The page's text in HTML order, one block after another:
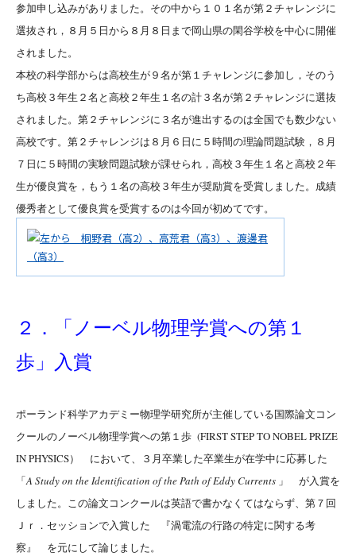
参加申し込みがありました。その中から１０１名が第２チャレンジに
選抜され，８月５日から８月８日まで岡山県の閑谷学校を中心に開催
されました。
本校の科学部からは高校生が９名が第１チャレンジに参加し，そのう
ち高校３年生２名と高校２年生１名の計３名が第２チャレンジに選抜
されました。第２チャレンジに３名が進出するのは全国でも数少ない
高校です。第２チャレンジは８月６日に５時間の理論問題試験，８月
７日に５時間の実験問題試験が課せられ，高校３年生１名と高校２年
生が優良賞を，もう１名の高校３年生が奨励賞を受賞しました。成績
優秀者として優良賞を受賞するのは今回が初めてです。
２．「ノーベル物理学賞への第１
歩」入賞
ポーランド科学アカデミー物理学研究所が主催している国際論文コン
クールのノーベル物理学賞への第１歩 (FIRST STEP TO NOBEL PRIZE
IN PHYSICS） において、３月卒業した卒業生が在学中に応募した
「A Study on the Identification of the Path of Eddy Currents 」 が入賞を
しました。この論文コンクールは英語で書かなくてはならず、第７回
Ｊｒ．セッションで入賞した 『渦電流の行路の特定に関する考
察』 を元にして論じました。